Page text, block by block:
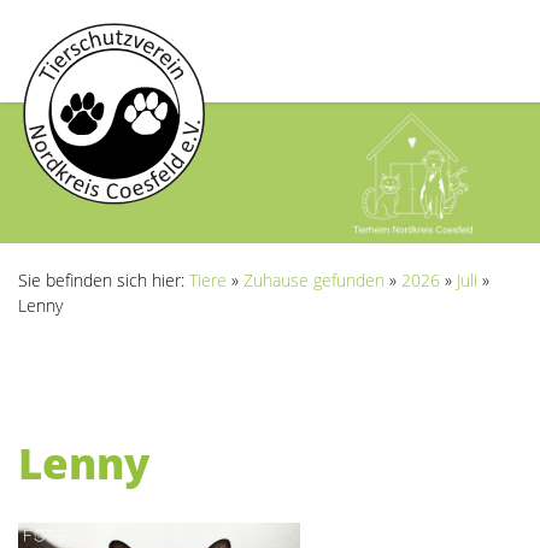
Sie befinden sich hier: Tiere » Zuhause gefunden » 2026 » Juli »
Lenny
Lenny